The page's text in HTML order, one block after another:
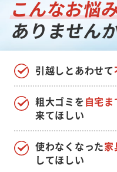
こんなお悩
ありません
引越しとあわせて
使わなくなった家
してほしい
粗大ゴミを自宅ま
来てほしい